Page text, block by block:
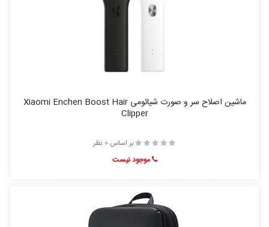
ماشین اصلاح سر و صورت شیائومی Xiaomi Enchen Boost Hair
Clipper
بر اساس 0 نظر
موجود نیست